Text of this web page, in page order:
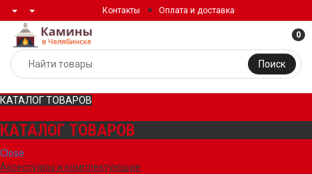
Контакты Оплата и доставка
Поиск
0
КАТАЛОГ ТОВАРОВ
КАТАЛОГ ТОВАРОВ
Close
Аксессуары и комплектующие